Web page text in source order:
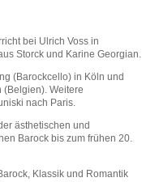
bei Ulrich Voss in
Storck und Karine Georgian.
(Barock­cello) in Köln und
(Belgien). Weitere
nach Paris.
ästhetischen und
Barock bis zum frühen 20.
Klassik und Romantik